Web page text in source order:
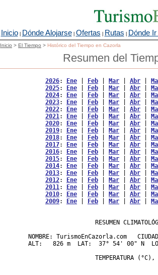
Inicio| Dónde Alojarse| Ofertas | Rutas | Dónde
Inicio > El Tiempo > Histórico del Tiempo en Cazorla
Resumen del
2026: Ene Feb Mar Abr
2025: Ene Feb Mar Abr
2024: Ene Feb Mar Abr
2023: Ene Feb Mar Abr
2022: Ene Feb Mar Abr
2021: Ene Feb Mar Abr
2020: Ene Feb Mar Abr
2019: Ene Feb Mar Abr
2018: Ene Feb Mar Abr
2017: Ene Feb Mar Abr
2016: Ene Feb Mar Abr
2015: Ene Feb Mar Abr
2014: Ene Feb Mar Abr
2013: Ene Feb Mar Abr
2012: Ene Feb Mar Abr
2011: Ene Feb Mar Abr
2010: Ene Feb Mar Abr
2009: Ene Feb Mar Abr
RESUMEN
NOMBRE: TurismoEnCazorla.com
ALT:   826 m  LAT:  37° 54' 00" N
TEMPERATURA